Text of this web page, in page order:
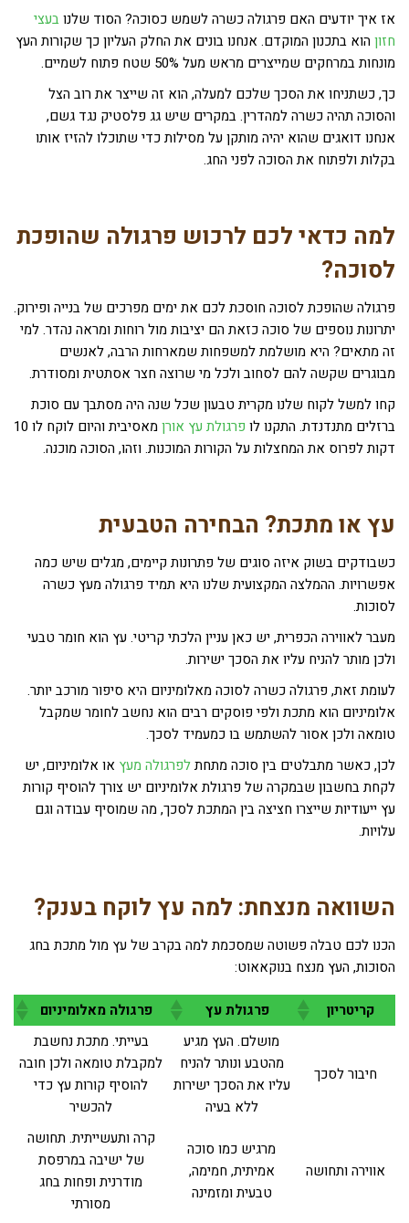
אז איך יודעים האם פרגולה כשרה לשמש כסוכה? הסוד שלנובעצי
חזון הוא בתכנון המוקדם. אנחנו בונים את החלק העליון כך שקורות העץ
מונחות במרחקים שמייצרים מראש מעל 50% שטח פתוח לשמיים.
כך, כשתניחו את הסכך שלכם למעלה, הוא זה שייצר את רוב הצל
והסוכה תהיה כשרה למהדרין. במקרים שיש גג פלסטיק נגד גשם,
אנחנו דואגים שהוא יהיה מותקן על מסילות כדי שתוכלו להזיז אותו
בקלות ולפתוח את הסוכה לפני החג.
למה כדאי לכם לרכוש פרגולה שהופכת
לסוכה?
פרגולה שהופכת לסוכה חוסכת לכם את ימים מפרכים של בנייה ופירוק.
יתרונות נוספים של סוכה כזאת הם יציבות מול רוחות ומראה נהדר. למי
זה מתאים? היא מושלמת למשפחות שמארחות הרבה, לאנשים
מבוגרים שקשה להם לסחוב ולכל מי שרוצה חצר אסתטית ומסודרת.
קחו למשל לקוח שלנו מקרית טבעון שכל שנה היה מסתבך עם סוכת
ברזלים מתנדנדת. התקנו לו פרגולת עץ אורן
מאסיבית והיום לוקח לו 10
דקות לפרוס את המחצלות על הקורות המוכנות. וזהו, הסוכה מוכנה.
עץ או מתכת? הבחירה הטבעית
כשבודקים בשוק איזה סוגים של פתרונות קיימים, מגלים שיש כמה
אפשרויות. ההמלצה המקצועית שלנו היא תמיד פרגולה מעץ כשרה
לסוכות.
מעבר לאווירה הכפרית, יש כאן עניין הלכתי קריטי. עץ הוא חומר טבעי
ולכן מותר להניח עליו את הסכך ישירות.
לעומת זאת, פרגולה כשרה לסוכה מאלומיניום היא סיפור מורכב יותר.
אלומיניום הוא מתכת ולפי פוסקים רבים הוא נחשב לחומר שמקבל
טומאה ולכן אסור להשתמש בו כמעמיד לסכך.
לכן, כאשר מתבלטים בין סוכה מתחתלפרגולה מעץ או אלומיניום, יש
לקחת בחשבון שבמקרה של פרגולת אלומיניום יש צורך להוסיף קורות
עץ ייעודיות שייצרו חציצה בין המתכת לסכך, מה שמוסיף עבודה וגם
עלויות.
השוואה מנצחת: למה עץ לוקח בענק?
הכנו לכם טבלה פשוטה שמסכמת למה בקרב של עץ מול מתכת בחג
הסוכות, העץ מנצח בנוקאאוט:
קריטריון פרגולת עץ פרגולה מאלומיניום
חיבור לסכך
מושלם. העץ מגיע
מהטבע ונותר להניח
עליו את הסכך ישירות
ללא בעיה
בעייתי. מתכת נחשבת
למקבלת טומאה ולכן חובה
להוסיף קורות עץ כדי
להכשיר
אווירה ותחושה
מרגיש כמו סוכה
אמיתית, חמימה,
טבעית ומזמינה
קרה ותעשייתית. תחושה
של ישיבה במרפסת
מודרנית ופחות בחג
מסורתי